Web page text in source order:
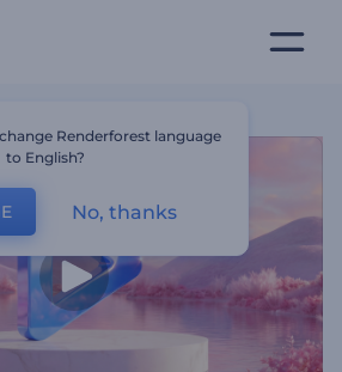
Renderforest language
to English?
No, thanks